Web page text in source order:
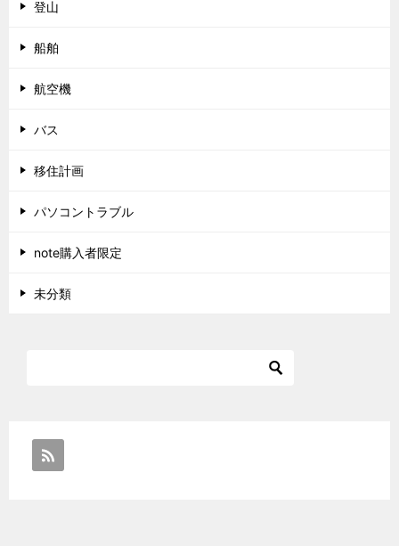
登山
船舶
航空機
バス
移住計画
パソコントラブル
note購入者限定
未分類